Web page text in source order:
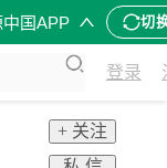
国APP 切
登录
+ 关注